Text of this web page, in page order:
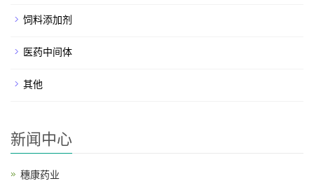
饲料添加剂
医药中间体
其他
新闻中心
穗康药业